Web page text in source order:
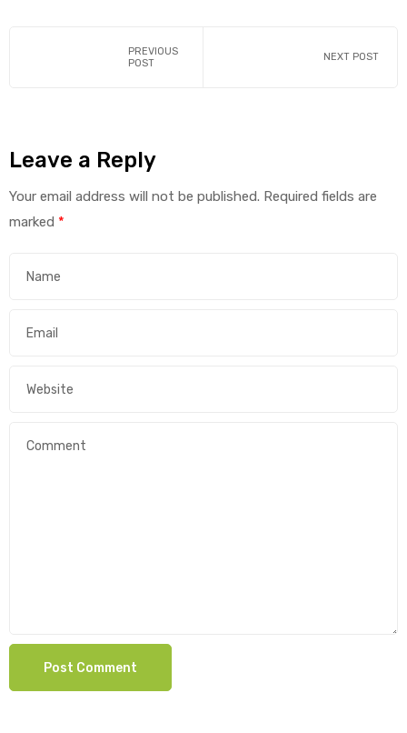
PREVIOUS
POST
NEXT POST
Leave a Reply
Your email address will not be published. Required fields are
marked *